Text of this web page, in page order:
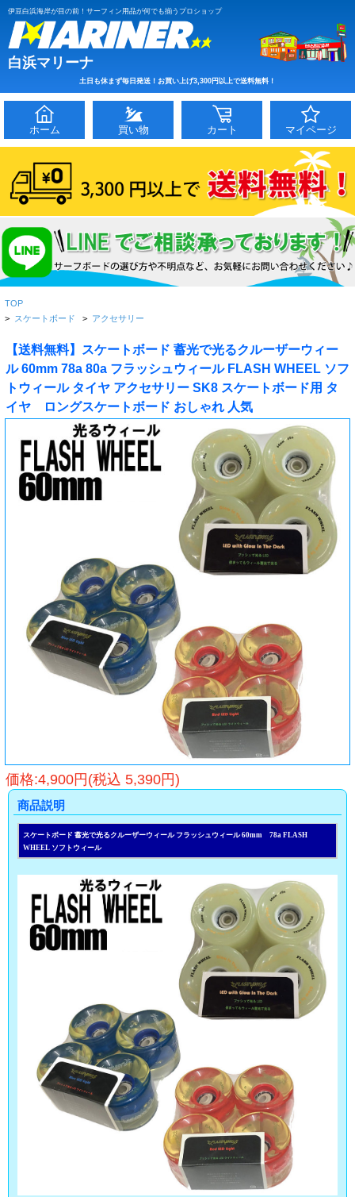
伊豆白浜海岸が目の前！サーフィン用品が何でも揃うプロショップ
白浜マリーナ
土日も休まず毎日発送！お買い上げ3,300円以上で送料無料！
ホーム 買い物 カート マイページ
TOP
> スケートボード > アクセサリー
【送料無料】スケートボード 蓄光で光るクルーザーウィー
ル 60mm 78a 80a フラッシュウィール FLASH WHEEL ソフ
トウィール タイヤ アクセサリー SK8 スケートボード用 タ
イヤ ロングスケートボード おしゃれ 人気
価格:4,900円(税込 5,390円)
商品説明
スケートボード 蓄光で光るクルーザーウィール フラッシュウィール 60mm 78a FLASH
WHEEL ソフトウィール